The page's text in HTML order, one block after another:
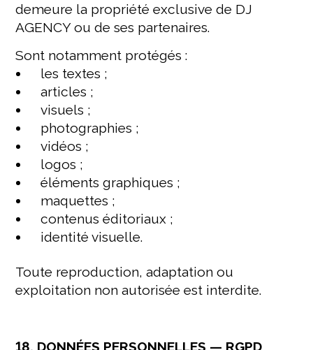
demeure la propriété exclusive de DJ
AGENCY ou de ses partenaires.
Sont notamment protégés :
les textes ;
articles ;
visuels ;
photographies ;
vidéos ;
logos ;
éléments graphiques ;
maquettes ;
contenus éditoriaux ;
identité visuelle.
Toute reproduction, adaptation ou
exploitation non autorisée est interdite.
18. DONNÉES PERSONNELLES — RGPD